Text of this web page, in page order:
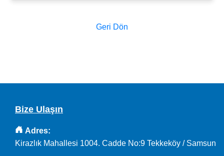
Geri Dön
Bize Ulaşın
Adres:
Kirazlık Mahallesi 1004. Cadde No:9 Tekkeköy / Samsun